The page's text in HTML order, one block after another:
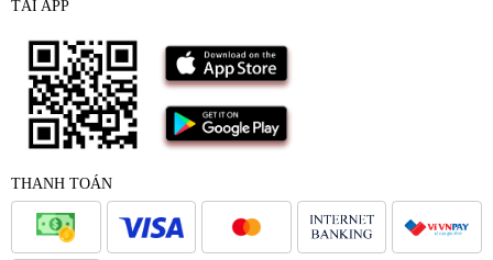
TẢI APP
THANH TOÁN